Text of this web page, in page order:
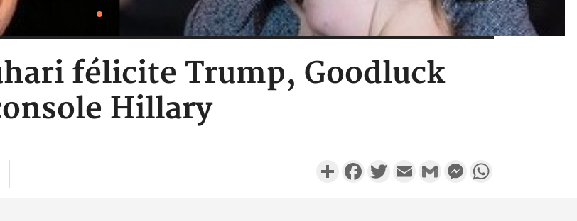
félicite Trump, Goodluck
Hillary
PartagerFacebookTwitterEmail Gmail Messenger